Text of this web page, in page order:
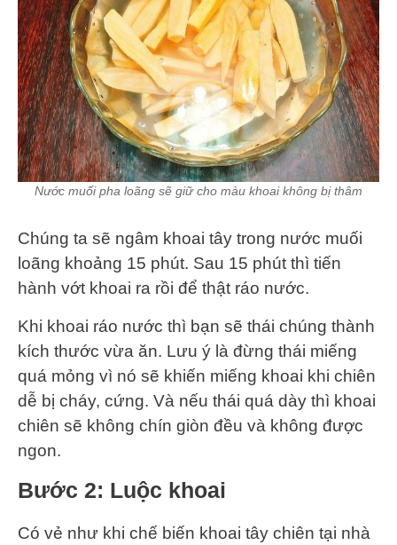
Nước muối pha loãng sẽ giữ cho màu khoai không bị thâm
Chúng ta sẽ ngâm khoai tây trong nước muối
loãng khoảng 15 phút. Sau 15 phút thì tiến
hành vớt khoai ra rồi để thật ráo nước.
Khi khoai ráo nước thì bạn sẽ thái chúng thành
kích thước vừa ăn. Lưu ý là đừng thái miếng
quá mỏng vì nó sẽ khiến miếng khoai khi chiên
dễ bị cháy, cứng. Và nếu thái quá dày thì khoai
chiên sẽ không chín giòn đều và không được
ngon.
Bước 2: Luộc khoai
Có vẻ như khi chế biến khoai tây chiên tại nhà